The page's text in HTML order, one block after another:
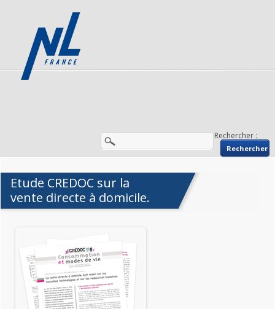
Rechercher :
Etude CREDOC sur la
vente directe à domicile.